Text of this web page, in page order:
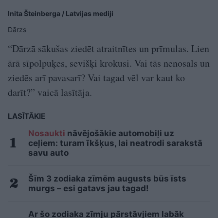
Inita Šteinberga / Latvijas mediji
Dārzs
“Dārzā sākušas ziedēt atraitnītes un prīmulas. Lien
ārā sīpolpuķes, sevišķi krokusi. Vai tās nenosals un
ziedēs arī pavasarī? Vai tagad vēl var kaut ko
darīt?” vaicā lasītāja.
LASĪTĀKIE
Nosaukti nāvējošākie automobiļi uz
ceļiem: turam īkšķus, lai neatrodi sarakstā
savu auto
Šīm 3 zodiaka zīmēm augusts būs īsts
murgs – esi gatavs jau tagad!
Ar šo zodiaka zīmju pārstāvjiem labāk